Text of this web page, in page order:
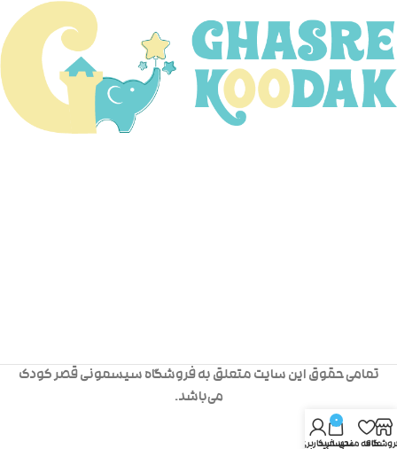
تمامی حقوق این سایت متعلق به فروشگاه سیسمونی قصر کودک
می‌باشد.
علاقه مندی
0
سبد خرید
حساب کاربری من